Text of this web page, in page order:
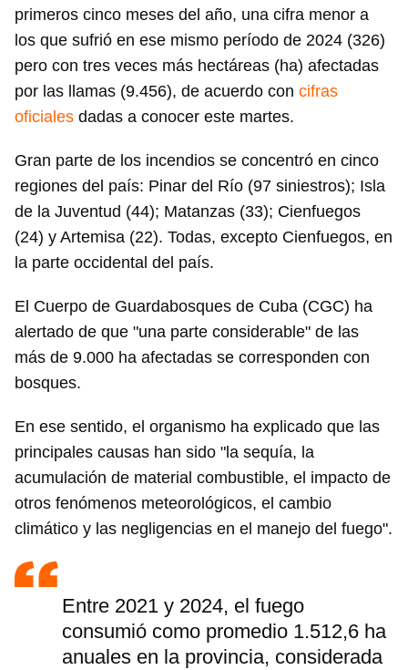
primeros cinco meses del año, una cifra menor a
los que sufrió en ese mismo período de 2024 (326)
pero con tres veces más hectáreas (ha) afectadas
por las llamas (9.456), de acuerdo con cifras
oficiales dadas a conocer este martes.
Gran parte de los incendios se concentró en cinco
regiones del país: Pinar del Río (97 siniestros); Isla
de la Juventud (44); Matanzas (33); Cienfuegos
(24) y Artemisa (22). Todas, excepto Cienfuegos, en
la parte occidental del país.
El Cuerpo de Guardabosques de Cuba (CGC) ha
alertado de que "una parte considerable" de las
más de 9.000 ha afectadas se corresponden con
bosques.
En ese sentido, el organismo ha explicado que las
principales causas han sido "la sequía, la
acumulación de material combustible, el impacto de
otros fenómenos meteorológicos, el cambio
climático y las negligencias en el manejo del fuego".
Entre 2021 y 2024, el fuego
consumió como promedio 1.512,6 ha
anuales en la provincia, considerada